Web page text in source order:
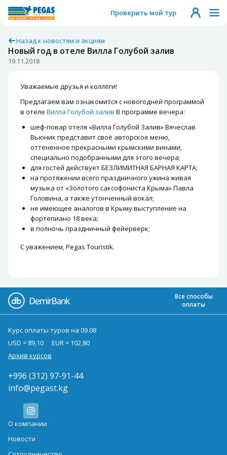
Проверить мой тур
Назад к новостям и акциям
Новый год в отеле Вилла Голубой залив
19.11.2018
Уважаемые друзья и коллеги!
Предлагаем вам ознакомится с новогодней программой
в отеле Вилла Голубой залив В программе вечера:
шеф-повар отеля «Вилла Голубой Залив» Вячеслав
Вьюник представит своё авторское меню,
оттененное прекрасными крымскими винами,
специально подобранными для этого вечера;
для гостей действует БЕЗЛИМИТНАЯ БАРНАЯ КАРТА;
на протяжении всего праздничного ужина живая
музыка от «Золотого саксофониста Крыма» Павла
Головина, а также утонченный вокал;
не имеющее аналогов в Крыму выступление на
фортепиано 18 века;
в полночь праздничный фейерверк;
С уважением, Pegas Touristik.
Все способы
оплаты
Курс оплаты туров на 09.08
USD = 89,10
EUR = 102,80
Архив курсов
+996 (312) 97-91-44
info@pegast.kg
О компании
Новости